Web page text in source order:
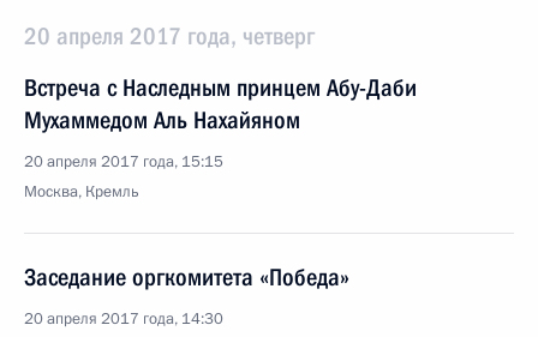
20 апреля 2017 года, четверг
Встреча с Наследным принцем Абу-Даби
Мухаммедом Аль Нахайяном
20 апреля 2017 года, 15:15
Москва, Кремль
Заседание оргкомитета «Победа»
20 апреля 2017 года, 14:30